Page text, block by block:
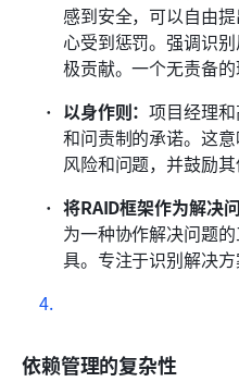
感到安全，可以自由
心受到惩罚。强调识
极贡献。一个无责备的
以身作则：项目经理
和问责制的承诺。这
风险和问题，并鼓励其
将RAID框架作为解决
为一种协作解决问题
具。专注于识别解决
依赖管理的复杂性